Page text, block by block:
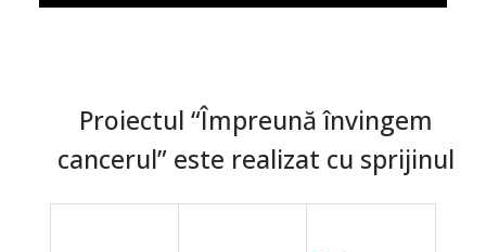
Proiectul “Împreună învingem
cancerul” este realizat cu sprijinul